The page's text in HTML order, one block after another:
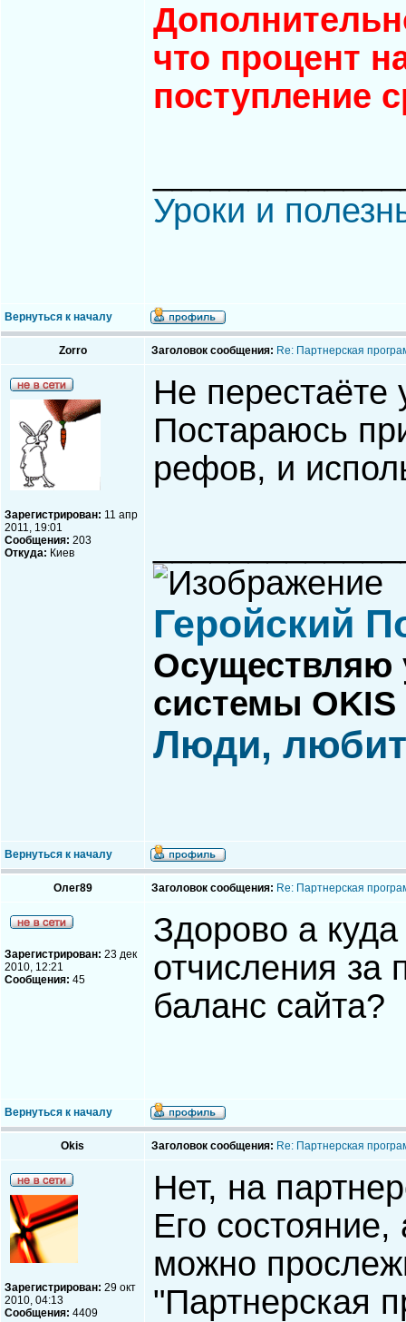
что процент
поступление
Уроки и
Вернуться к началу
Zorro Заголовок сообщения: Re: Партнерская
Зарегистрирован: 11 апр
2011, 19:01
Сообщения: 203
Откуда: Киев
Не перестаёте
Постараюсь
рефов, и
Геройский
Осуществляю
системы OKIS
Люди,
Вернуться к началу
Олег89 Заголовок сообщения: Re: Партнерская
Зарегистрирован: 23 дек
2010, 12:21
Сообщения: 45
Здорово а
отчисления за
баланс сайта?
Вернуться к началу
Okis Заголовок сообщения: Re: Партнерская
Зарегистрирован: 29 окт
2010, 04:13
Сообщения: 4409
Нет, на
Его
можно
"Партнерская